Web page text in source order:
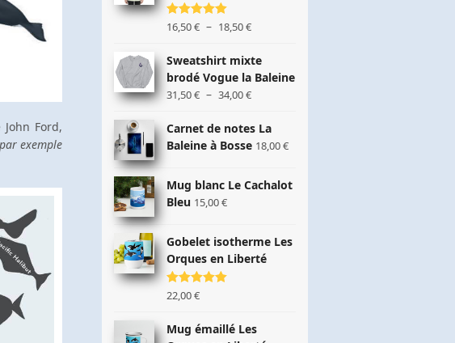
Ford,
exemple
Note 5.00
sur 5
16,50€ – 18,50€Plage
prix :
16,50 €
à
Sweatshirt mixte
brodé Vogue la Baleine
31,50€ – 34,00€Plage
prix :
31,50 €
34,00 €
Carnet de notes La
Baleine à Bosse 18,00€
Mug blanc Le Cachalot
Bleu 15,00€
Gobelet isotherme Les
Orques en Liberté
Note 5.00
sur 5
22,00€
Mug émaillé Les